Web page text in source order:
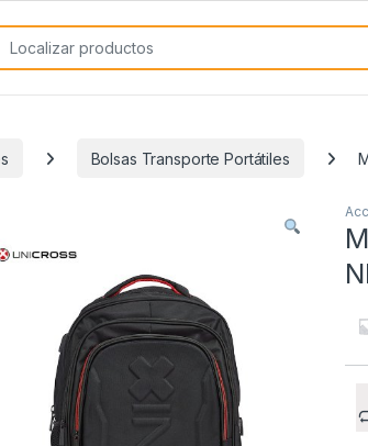
for:
Bolsas Transporte Portátiles